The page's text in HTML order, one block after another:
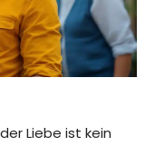
Liebe ist kein